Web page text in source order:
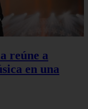
reúne a
en una